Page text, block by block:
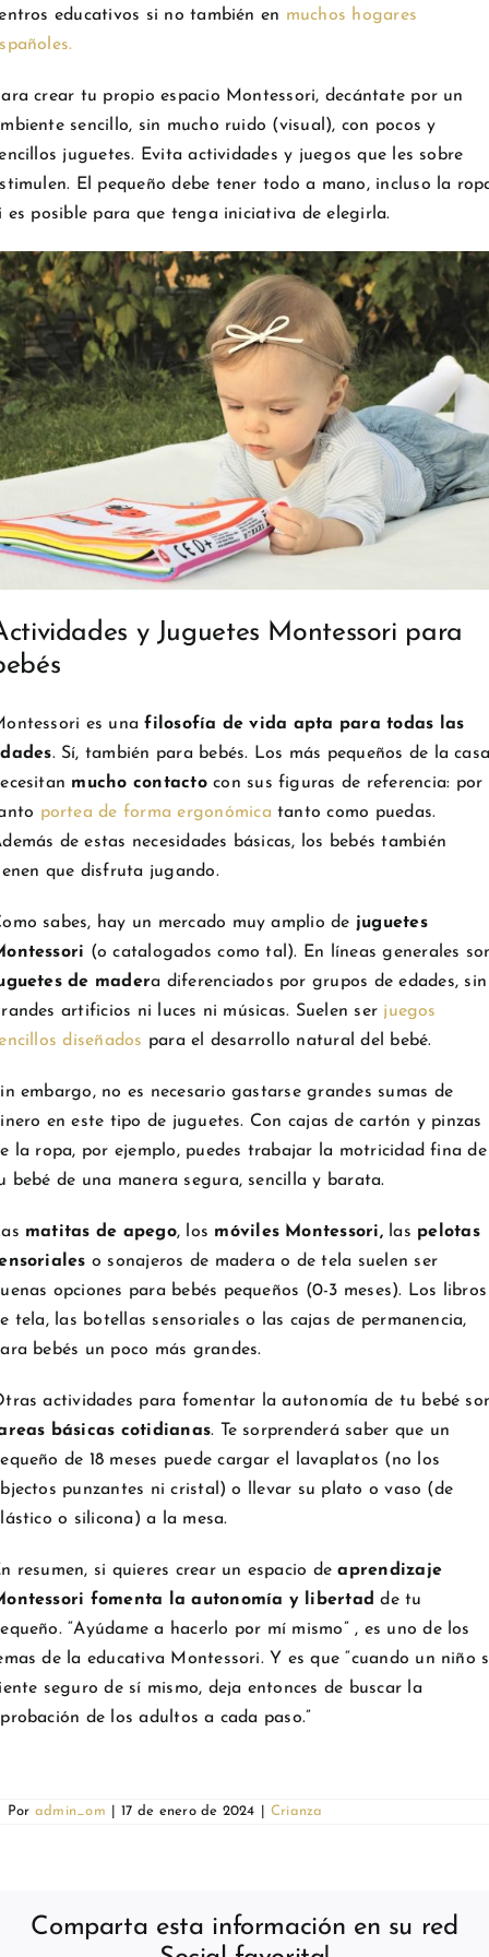
educativos si no también en muchos hogares
crear tu propio espacio Montessori, decántate por un
sencillo, sin mucho ruido (visual), con pocos y
juguetes. Evita actividades y juegos que les sobre
El pequeño debe tener todo a mano, incluso la
es posible para que tenga iniciativa de elegirla.
y Juguetes Montessori para
es unafilosofía de vida apta para todas las
. Sí, también para bebés. Los más pequeños de la
mucho contactocon sus figuras de referencia: por
portea de forma ergonómica tanto como puedas.
de estas necesidades básicas, los bebés también
que disfruta jugando.
sabes, hay un mercado muy amplio de juguetes
(o catalogados como tal). En líneas generales
de madera diferenciados por grupos de edades, sin
artificios ni luces ni músicas. Suelen ser juegos
diseñados para el desarrollo natural del bebé.
embargo, no es necesario gastarse grandes sumas de
en este tipo de juguetes. Con cajas de cartón y pinzas
la ropa, por ejemplo, puedes trabajar la motricidad fina de
bebé de una manera segura, sencilla y barata.
matitas de apego, los móviles Montessori,las pelotas
o sonajeros de madera o de tela suelen ser
opciones para bebés pequeños (0-3 meses). Los libros
tela, las botellas sensoriales o las cajas de permanencia,
bebés un poco más grandes.
actividades para fomentar la autonomía de tu bebé
básicas cotidianas. Te sorprenderá saber que un
de 18 meses puede cargar el lavaplatos (no los
punzantes ni cristal) o llevar su plato o vaso (de
o silicona) a la mesa.
resumen, si quieres crear un espacio deaprendizaje
fomenta la autonomía y libertad de tu
“Ayúdame a hacerlo por mí mismo” , es uno de los
de la educativa Montessori. Y es que “cuando un niño
seguro de sí mismo, deja entonces de buscar la
de los adultos a cada paso.”
Por admin_om 17 de enero de 2024 Crianza
Comparta esta información en su red